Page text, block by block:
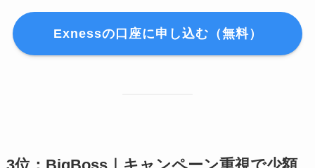
Exnessの口座に申し込む（無料）